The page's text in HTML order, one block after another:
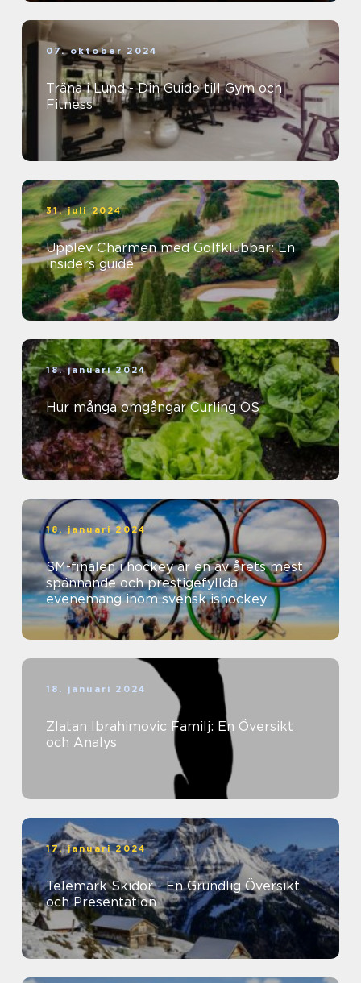
07. oktober 2024
Träna i Lund - Din Guide till Gym och
Fitness
31. juli 2024
Upplev Charmen med Golfklubbar: En
insiders guide
18. januari 2024
Hur många omgångar Curling OS
18. januari 2024
SM-finalen i hockey är en av årets mest
spännande och prestigefyllda
evenemang inom svensk ishockey
18. januari 2024
Zlatan Ibrahimovic Familj: En Översikt
och Analys
17. januari 2024
Telemark Skidor - En Grundlig Översikt
och Presentation